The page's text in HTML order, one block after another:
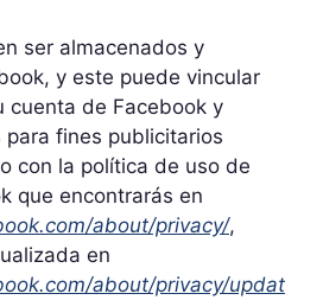
ser almacenados y
y este puede vincular
cuenta de Facebook y
fines publicitarios
con la política de uso de
que encontrarás en
about/privacy/,
en
about/privacy/updat